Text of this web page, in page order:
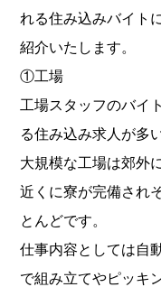
れる住み込みバイト
紹介いたします。
①工場
工場スタッフのバイ
る住み込み求人が多
大規模な工場は郊外
近くに寮が完備され
とんどです。
仕事内容としては自
で組み立てやピッキ